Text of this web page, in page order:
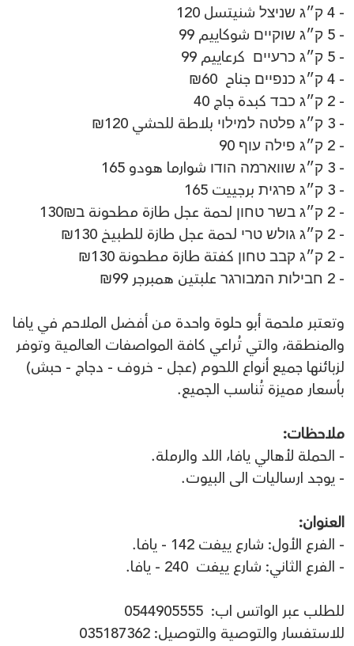
- 4 ק״ג שניצל شنيتسل 120
- 5 ק״ג שוקיים شوكاييم 99
- 5 ק״ג כרעיים كرعاييم 99
- 4 ק״ג כנפיים جناح 60₪
- 2 ק״ג כבד كبدة جاج 40
- 3 ק״ג פלטה למילוי بلاطة للحشي 120₪
- 2 ק״ג פילה עוף 90
- 3 ק״ג שווארמה הודו شوارما هودو 165
- 3 ק״ג פרגית برجييت 165
- 2 ק״ג בשר טחון لحمة عجل طازة مطحونة ב130₪
- 2 ק״ג גולש טרי لحمة عجل طازة للطبيخ 130₪
- 2 ק״ג קבב טחון كفتة طازة مطحونة 130₪
- 2 חבילות המבורגר علبتين همبرجر 99₪
وتعتبر ملحمة أبو حلوة واحدة من أفضل الملاحم في يافا
والمنطقة، والتي تُراعي كافة المواصفات العالمية وتوفر
لزبائنها جميع أنواع اللحوم (عجل - خروف - دجاج - حبش)
بأسعار مميزة تُناسب الجميع.
ملاحظات:
- الحملة لأهالي يافا، اللد والرملة.
- يوجد ارساليات الى البيوت.
العنوان:
- الفرع الأول: شارع ييفت 142 - يافا.
- الفرع الثاني: شارع ييفت 240 - يافا.
للطلب عبر الواتس اب: 0544905555
للاستفسار والتوصية والتوصيل: 035187362